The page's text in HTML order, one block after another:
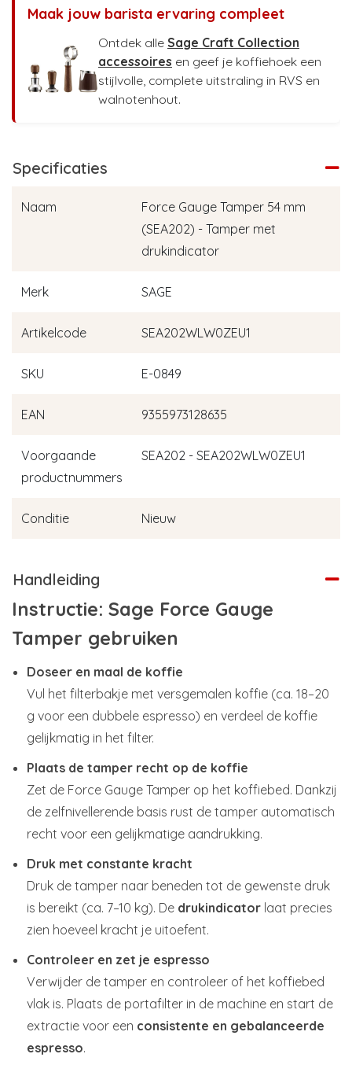
Maak jouw barista ervaring compleet
Ontdek alle Sage Craft Collection
accessoires en geef je koffiehoek een
stijlvolle, complete uitstraling in RVS en
walnotenhout.
Specificaties
Naam
Force Gauge Tamper 54 mm
(SEA202) - Tamper met
drukindicator
Merk SAGE
Artikelcode SEA202WLW0ZEU1
SKU E-0849
EAN 9355973128635
Voorgaande
productnummers
SEA202 - SEA202WLW0ZEU1
Conditie Nieuw
Handleiding
Instructie: Sage Force Gauge
Tamper gebruiken
Doseer en maal de koffie
Vul het filterbakje met versgemalen koffie (ca. 18–20
g voor een dubbele espresso) en verdeel de koffie
gelijkmatig in het filter.
Plaats de tamper recht op de koffie
Zet de Force Gauge Tamper op het koffiebed. Dankzij
de zelfnivellerende basis rust de tamper automatisch
recht voor een gelijkmatige aandrukking.
Druk met constante kracht
Druk de tamper naar beneden tot de gewenste druk
is bereikt (ca. 7–10 kg). De drukindicator laat precies
zien hoeveel kracht je uitoefent.
Controleer en zet je espresso
Verwijder de tamper en controleer of het koffiebed
vlak is. Plaats de portafilter in de machine en start de
extractie voor een consistente en gebalanceerde
espresso.